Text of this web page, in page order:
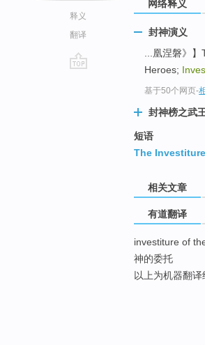
释义
翻译
网络释义
封神演义
...凰涅磐》
Heroes;
基于50个网页-
封神榜之武
短语
The
相关文章
有道翻译
investiture of
神的委托
以上为机器翻